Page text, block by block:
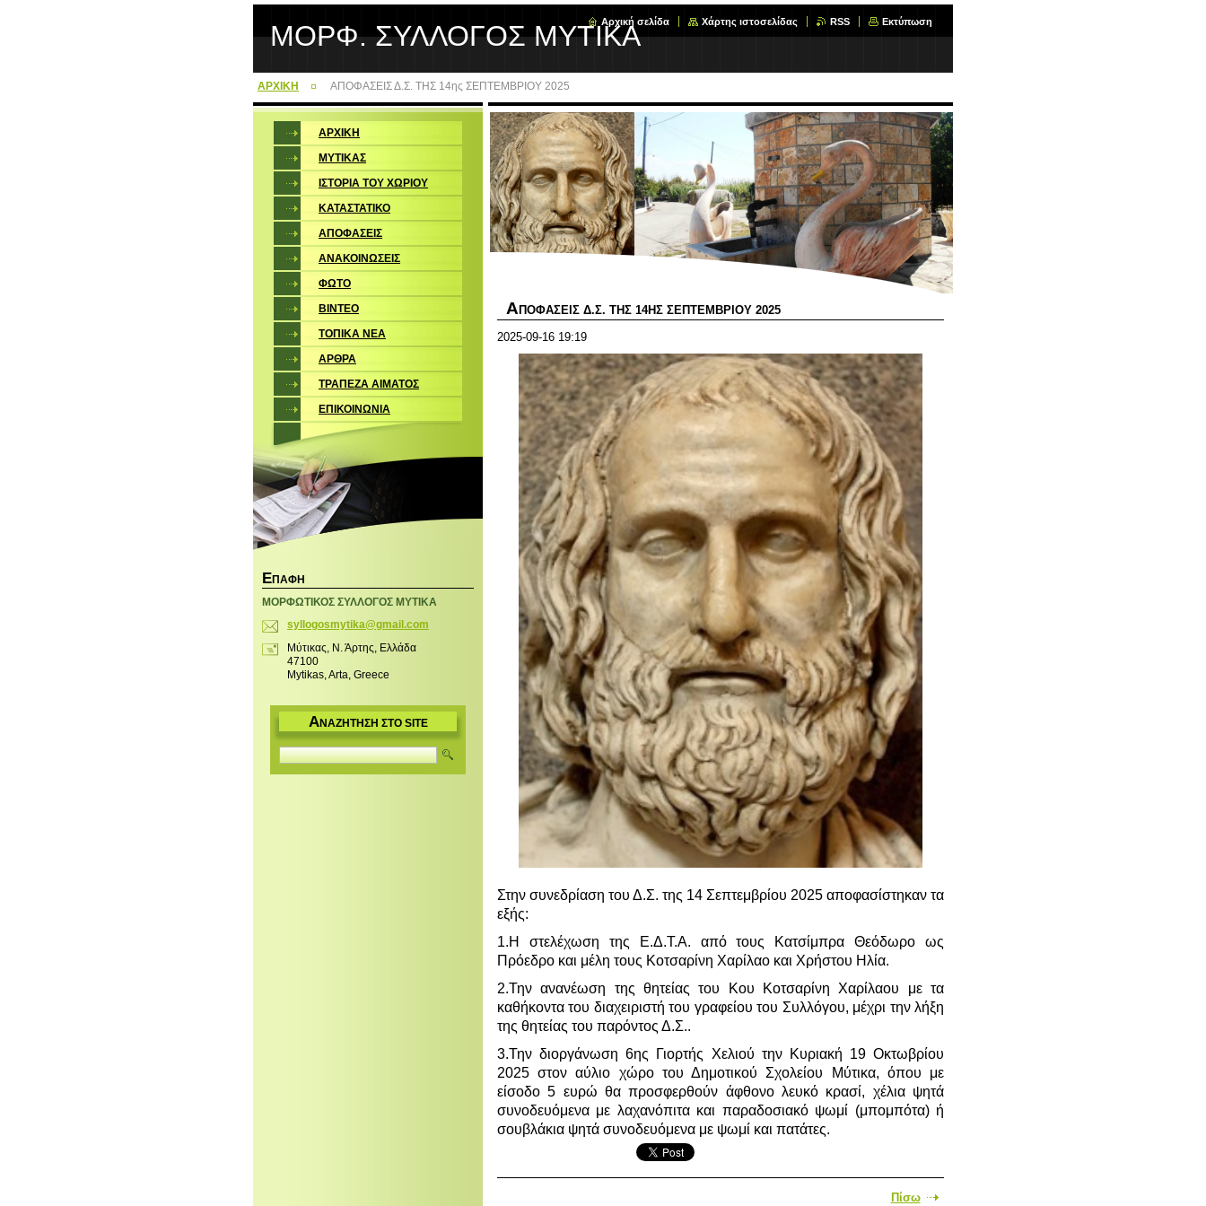
ΜΟΡΦ. ΣΥΛΛΟΓΟΣ ΜΥΤΙΚΑ
Αρχική σελίδα Χάρτης ιστοσελίδας RSS Εκτύπωση
ΑΡΧΙΚΗ ΑΠΟΦΑΣΕΙΣ Δ.Σ. ΤΗΣ 14ης ΣΕΠΤΕΜΒΡΙΟΥ 2025
Α ΠΟΦΑΣΕΙΣ Δ.Σ. ΤΗΣ 14ΗΣ ΣΕΠΤΕΜΒΡΙΟΥ 2025
2025-09-16 19:19
Στην συνεδρίαση του Δ.Σ. της 14 Σεπτεμβρίου 2025 αποφασίστηκαν τα
εξής:
1.Η στελέχωση της Ε.Δ.Τ.Α. από τους Κατσίμπρα Θεόδωρο ως
Πρόεδρο και μέλη τους Κοτσαρίνη Χαρίλαο και Χρήστου Ηλία.
2.Την ανανέωση της θητείας του Κου Κοτσαρίνη Χαρίλαου με τα
καθήκοντα του διαχειριστή του γραφείου του Συλλόγου, μέχρι την λήξη
της θητείας του παρόντος Δ.Σ..
3.Την διοργάνωση 6ης Γιορτής Χελιού την Κυριακή 19 Οκτωβρίου
2025 στον αύλιο χώρο του Δημοτικού Σχολείου Μύτικα, όπου με
είσοδο 5 ευρώ θα προσφερθούν άφθονο λευκό κρασί, χέλια ψητά
συνοδευόμενα με λαχανόπιτα και παραδοσιακό ψωμί (μπομπότα) ή
σουβλάκια ψητά συνοδευόμενα με ψωμί και πατάτες.
Πίσω
ΑΡΧΙΚΗ
ΜΥΤΙΚΑΣ
ΙΣΤΟΡΙΑ ΤΟΥ ΧΩΡΙΟΥ
ΚΑΤΑΣΤΑΤΙΚΟ
ΑΠΟΦΑΣΕΙΣ
ΑΝΑΚΟΙΝΩΣΕΙΣ
ΦΩΤΟ
ΒΙΝΤΕΟ
ΤΟΠΙΚΑ ΝΕΑ
ΑΡΘΡΑ
ΤΡΑΠΕΖΑ ΑΙΜΑΤΟΣ
ΕΠΙΚΟΙΝΩΝΙΑ
ΕΠΑΦΉ
ΜΟΡΦΩΤΙΚΟΣ ΣΥΛΛΟΓΟΣ ΜΥΤΙΚΑ
syllogosmytika@gmail.com
Μύτικας, Ν. Άρτης, Ελλάδα
47100
Mytikas, Arta, Greece
ΑΝΑΖΉΤΗΣΗ ΣΤΟ SITE